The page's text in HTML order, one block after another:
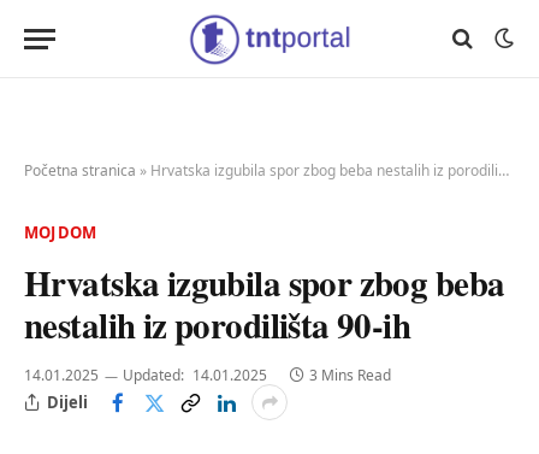
Početna stranica » Hrvatska izgubila spor zbog beba nestalih iz porodilišta 90-ih
MOJ DOM
Hrvatska izgubila spor zbog beba
nestalih iz porodilišta 90-ih
14.01.2025 Updated: 14.01.2025 3 Mins Read
Dijeli